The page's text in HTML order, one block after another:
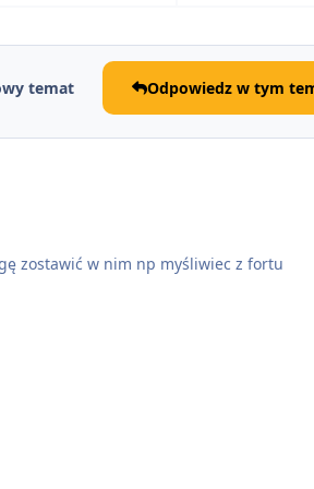
tematu
temat Odpowiedz w tym
zostawić w nim np myśliwiec z fortu